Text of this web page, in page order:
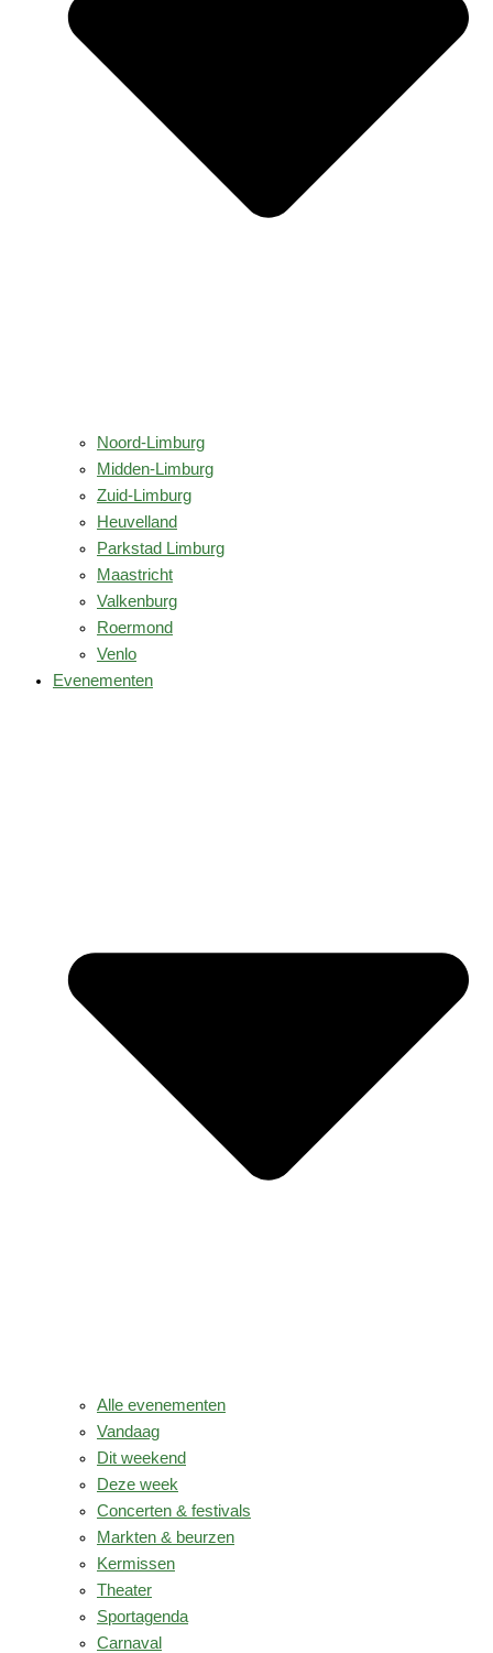
Noord-Limburg
Midden-Limburg
Zuid-Limburg
Heuvelland
Parkstad Limburg
Maastricht
Valkenburg
Roermond
Venlo
Evenementen
Alle evenementen
Vandaag
Dit weekend
Deze week
Concerten & festivals
Markten & beurzen
Kermissen
Theater
Sportagenda
Carnaval